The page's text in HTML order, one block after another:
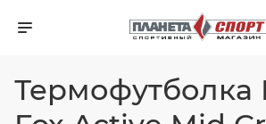
Термофутболка